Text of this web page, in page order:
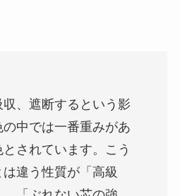
、遮断するという影
中では一番重みがあ
されています。こう
違う性質が「高級